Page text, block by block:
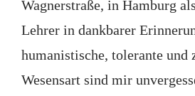
Wagnerstraße, in Hamburg
Lehrer in dankbarer
humanistische, tolerante und
Wesensart sind mir